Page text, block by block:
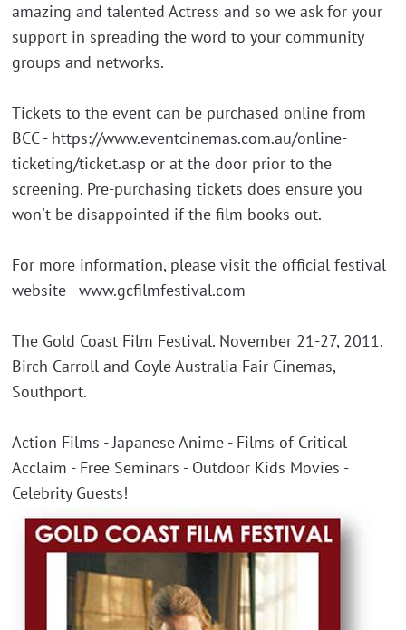
amazing and talented Actress and so we ask for your
support in spreading the word to your community
groups and networks.
Tickets to the event can be purchased online from
BCC - https://www.eventcinemas.com.au/online-
ticketing/ticket.asp or at the door prior to the
screening. Pre-purchasing tickets does ensure you
won't be disappointed if the film books out.
For more information, please visit the official festival
website - www.gcfilmfestival.com
The Gold Coast Film Festival. November 21-27, 2011.
Birch Carroll and Coyle Australia Fair Cinemas,
Southport.
Action Films - Japanese Anime - Films of Critical
Acclaim - Free Seminars - Outdoor Kids Movies -
Celebrity Guests!